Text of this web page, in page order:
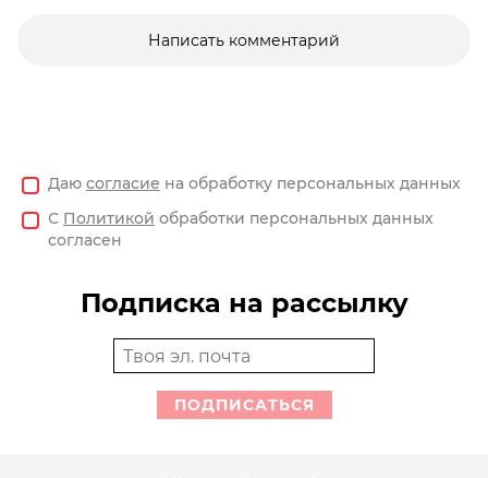
Написать комментарий
Даю согласие на обработку персональных данных
С Политикой обработки персональных данных
согласен
Подписка на рассылку
ПОДПИСАТЬСЯ